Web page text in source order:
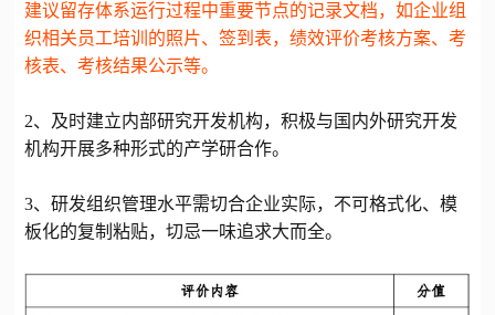
建议留存体系运行过程中重要节点的记录文档，如企业组
织相关员工培训的照片、签到表，绩效评价考核方案、考
核表、考核结果公示等。
2、及时建立内部研究开发机构，积极与国内外研究开发
机构开展多种形式的产学研合作。
3、研发组织管理水平需切合企业实际，不可格式化、模
板化的复制粘贴，切忌一味追求大而全。